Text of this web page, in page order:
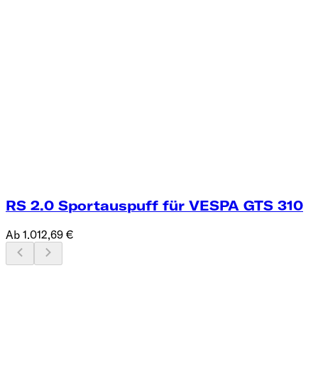
RS 2.0 Sportauspuff für VESPA GTS 310
Ab 1.012,69 €